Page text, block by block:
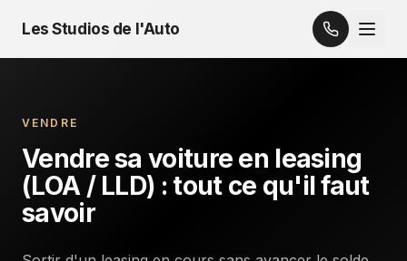
Les Studios de l'Auto
VENDRE
Vendre sa voiture en leasing
(LOA / LLD) : tout ce qu'il faut
savoir